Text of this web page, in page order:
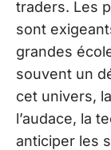
traders. Les
sont
grandes
souvent un
cet univers,
l’audace, la
anticiper les